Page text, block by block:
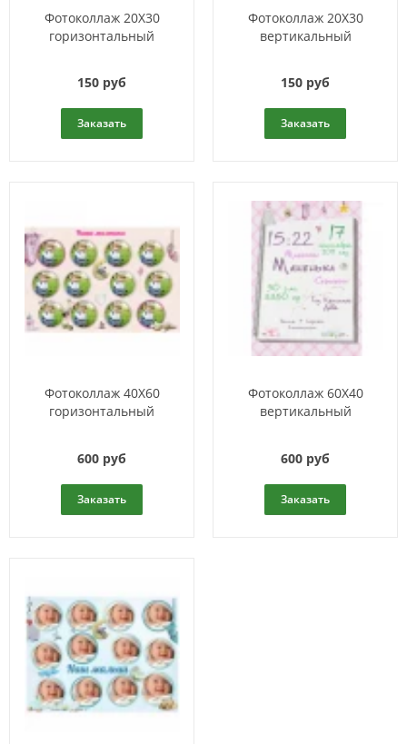
Фотоколлаж 20Х30
горизонтальный
150 руб
Заказать
Фотоколлаж 20Х30
вертикальный
150 руб
Заказать
Фотоколлаж 40Х60
горизонтальный
600 руб
Заказать
Фотоколлаж 60Х40
вертикальный
600 руб
Заказать